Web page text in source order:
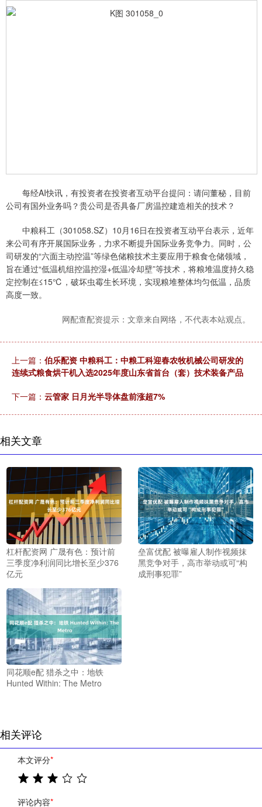
每经AI快讯，有投资者在投资者互动平台提问：请问董秘，目前
公司有国外业务吗？贵公司是否具备厂房温控建造相关的技术？
中粮科工（301058.SZ）10月16日在投资者互动平台表示，近年
来公司有序开展国际业务，力求不断提升国际业务竞争力。同时，公
司研发的“六面主动控温”等绿色储粮技术主要应用于粮食仓储领域，
旨在通过“低温机组控温控湿+低温冷却壁”等技术，将粮堆温度持久稳
定控制在≤15℃，破坏虫霉生长环境，实现粮堆整体均匀低温，品质
高度一致。
网配查配资提示：文章来自网络，不代表本站观点。
上一篇： 伯乐配资 中粮科工：中粮工科迎春农牧机械公司研发的
连续式粮食烘干机入选2025年度山东省首台（套）技术装备产品
下一篇： 云管家 日月光半导体盘前涨超7%
相关文章
杠杆配资网 广晟有色：预计前
三季度净利润同比增长至少376
亿元
垒富优配 被曝雇人制作视频抹
黑竞争对手，高市举动或可“构
成刑事犯罪”
同花顺e配 猎杀之中：地铁
Hunted Within: The Metro
相关评论
本文评分*
评论内容*